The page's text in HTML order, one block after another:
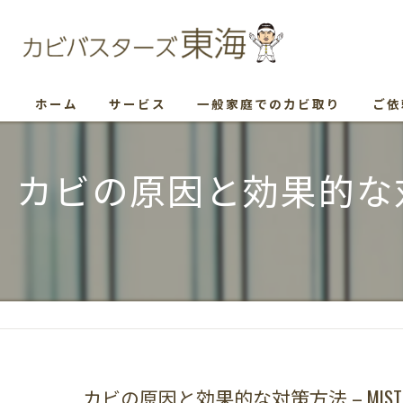
ホーム サービス 一般家庭でのカビ取り ご
カビの原因と効果的
カビの原因と効果的な対策方法 –